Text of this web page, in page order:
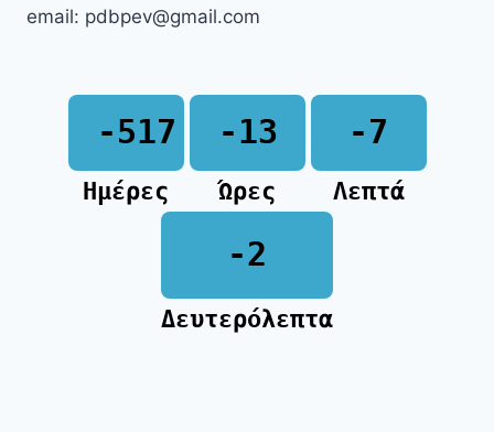
email: pdbpev@gmail.com
-517
Ημέρες
-13
Ώρες
-7
Λεπτά
-2
Δευτερόλεπτα